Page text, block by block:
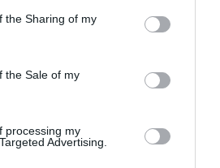
the Sharing of my
the Sale of my
processing my
Advertising.
i może różnić się w zależności od
w procesie produkcyjnym.